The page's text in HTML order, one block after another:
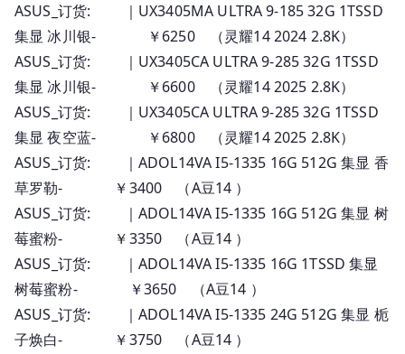
ASUS_订货: ｜UX3405MA ULTRA 9-185 32G 1TSSD
集显 冰川银- ￥6250 （灵耀14 2024 2.8K）
ASUS_订货: ｜UX3405CA ULTRA 9-285 32G 1TSSD
集显 冰川银- ￥6600 （灵耀14 2025 2.8K）
ASUS_订货: ｜UX3405CA ULTRA 9-285 32G 1TSSD
集显 夜空蓝- ￥6800 （灵耀14 2025 2.8K）
ASUS_订货: ｜ADOL14VA I5-1335 16G 512G 集显 香
草罗勒- ￥3400 （A豆14 ）
ASUS_订货: ｜ADOL14VA I5-1335 16G 512G 集显 树
莓蜜粉- ￥3350 （A豆14 ）
ASUS_订货: ｜ADOL14VA I5-1335 16G 1TSSD 集显
树莓蜜粉- ￥3650 （A豆14 ）
ASUS_订货: ｜ADOL14VA I5-1335 24G 512G 集显 栀
子焕白- ￥3750 （A豆14 ）